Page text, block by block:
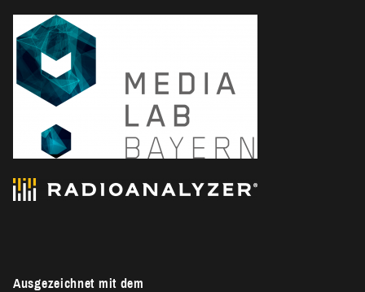
Ausgezeichnet mit dem